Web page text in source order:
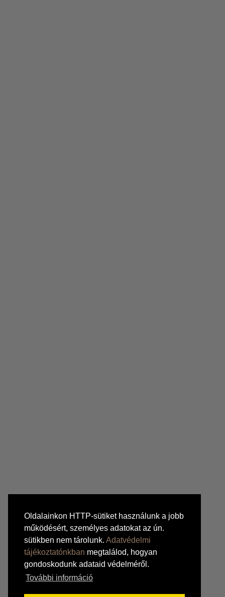
Oldalainkon HTTP-sütiket használunk a jobb
működésért, személyes adatokat az ún.
sütikben nem tárolunk. Adatvédelmi
tájékoztatónkban megtalálod, hogyan
gondoskodunk adataid védelméről.
További információ